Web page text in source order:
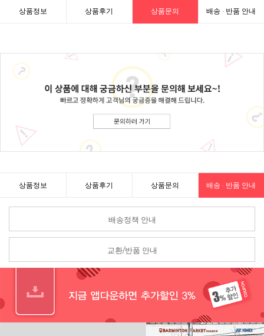
상품정보 상품후기 상품문의 배송 · 반품 안내
상품정보 상품후기 상품문의 배송 · 반품 안내
배송정책 안내
교환/반품 안내